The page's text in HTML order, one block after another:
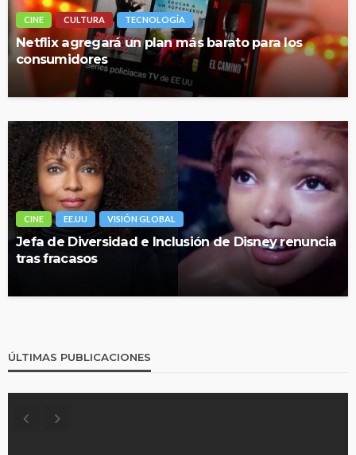
CINE CULTURA TECNOLOGÍA
Netflix agregará un plan más barato para los
consumidores
CINE EE.UU VISIÓN GLOBAL
Jefa de Diversidad e Inclusión de Disney renuncia
tras fracasos
ÚLTIMAS PUBLICACIONES